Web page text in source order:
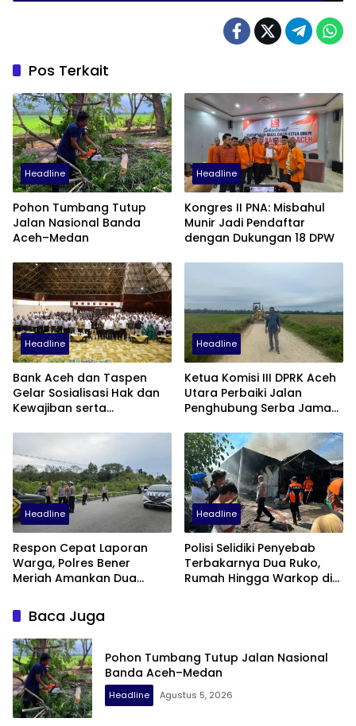
Pos Terkait
Headline
Pohon Tumbang Tutup
Jalan Nasional Banda
Aceh–Medan
Headline
Kongres II PNA: Misbahul
Munir Jadi Pendaftar
dengan Dukungan 18 DPW
Headline
Bank Aceh dan Taspen
Gelar Sosialisasi Hak dan
Kewajiban serta
Menjelang Pensiun
Headline
Ketua Komisi III DPRK Aceh
Utara Perbaiki Jalan
Penghubung Serba Jaman
Gampong Tanah Luas
Headline
Respon Cepat Laporan
Warga, Polres Bener
Meriah Amankan Dua
Terlibat Balap Liar
Headline
Polisi Selidiki Penyebab
Terbakarnya Dua Ruko,
Rumah Hingga Warkop di
Baca Juga
Pohon Tumbang Tutup Jalan Nasional
Banda Aceh–Medan
Headline Agustus 5, 2026